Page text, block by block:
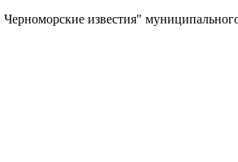
известия"